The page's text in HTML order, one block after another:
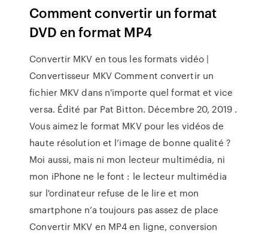
Comment convertir un format
DVD en format MP4
Convertir MKV en tous les formats vidéo |
Convertisseur MKV Comment convertir un
fichier MKV dans n'importe quel format et vice
versa. Édité par Pat Bitton. Décembre 20, 2019 .
Vous aimez le format MKV pour les vidéos de
haute résolution et l’image de bonne qualité ?
Moi aussi, mais ni mon lecteur multimédia, ni
mon iPhone ne le font : le lecteur multimédia
sur l'ordinateur refuse de le lire et mon
smartphone n’a toujours pas assez de place
Convertir MKV en MP4 en ligne, conversion